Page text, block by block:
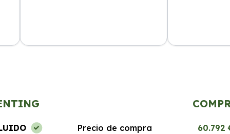
Precio de compra 60.792